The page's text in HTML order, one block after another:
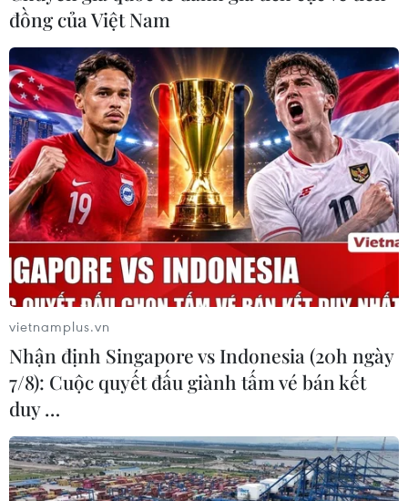
Hạ Ceres Negros, Hà Nội FC thẳng tiến
vào chung kết AFC Cup
25/06/2019 14:58
Hà Nội FC đã ghi tên mình vào chung kết AFC Cup khu
vực Đông Nam Á sau khi vượt qua Ceres Negros của
Philippines với tổng tỷ số 3-2.
đồng của Việt Nam
vietnamplus.vn
Nhận định Singapore vs Indonesia (20h ngày
7/8): Cuộc quyết đấu giành tấm vé bán kết
duy …